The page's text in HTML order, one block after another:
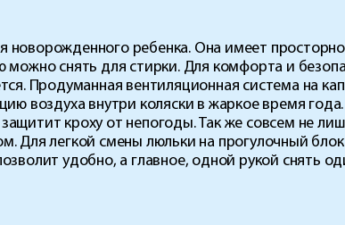
ребенка. Она имеет
снять для стирки. Для комфорта и
Продуманная вентиляционная система на
воздуха внутри коляски в жаркое время
кроху от непогоды. Так же совсем не
Для легкой смены люльки на прогулочный
удобно, а главное, одной рукой снять